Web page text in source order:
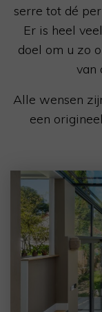
serre tot dé
Er is heel
doel om u zo
van
Alle wensen
een